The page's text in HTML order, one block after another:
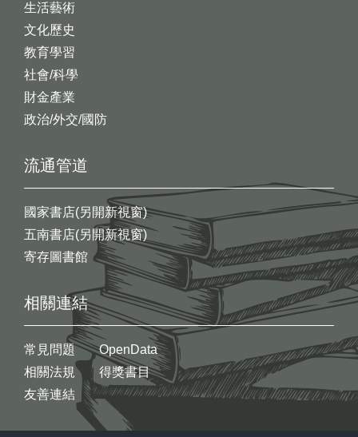
生活藝術
文化歷史
教育學習
社會/科學
財金產業
政治/外交/國防
流通管道
國家書店(另開新視窗)
五南書店(另開新視窗)
寄存圖書館
相關連結
常見問題
相關法規
友善連結
OpenData
得獎書目